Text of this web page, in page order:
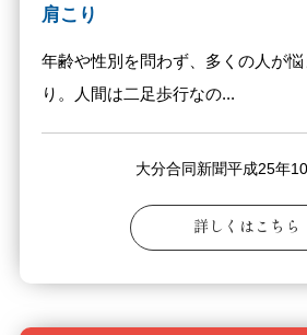
肩こり
年齢や性別を問わず、多くの人が悩
り。人間は二足歩行なの...
大分合同新聞平成25年
詳しくはこちら